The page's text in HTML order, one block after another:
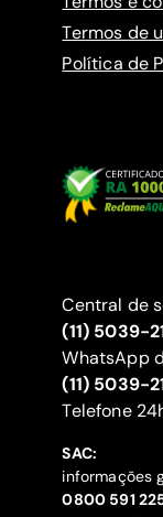
Termos de
Política de
Central de
(11) 5039-
WhatsApp
(11) 5039-
‍Telefone
SAC:
informações
‍0800 591